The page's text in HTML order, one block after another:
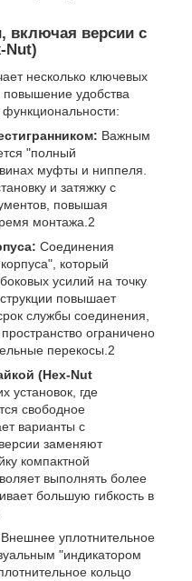
включая версии с
Nut)
несколько ключевых
удобства
функциональности:
Важным
"полный
муфты и ниппеля.
и затяжку с
повышая
монтажа.2
Соединения
который
усилий на точку
повышает
службы соединения,
ограничено
перекосы.2
(Hex-Nut
установок, где
свободное
варианты с
заменяют
компактной
выполнять более
большую гибкость в
Внешнее уплотнительное
"индикатором
кольцо